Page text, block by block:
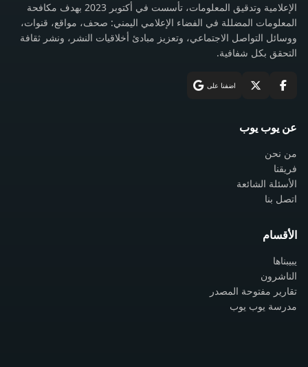
الإعلامية وتدقيق المعلومات، تأسست في أكتوبر 2023 بهدف مكافحة
المعلومات المضللة في الفضاء الإعلامي اليمني: صحف، مواقع، قنوات،
ووسائل التواصل الاجتماعي، وتعزيز مبادئ أخلاقيات النشر، ونشر ثقافة
التحقق بكل شفافية.
اضفنا على
عن يوب يوب
من نحن
فريقنا
الأسئلة الشائعة
اتصل بنا
الأقسام
يبيبناها
الناشرون
تقارير مفتوحة المصدر
مدرسة يوب يوب